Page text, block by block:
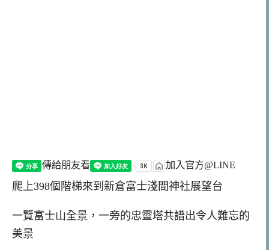
傳給朋友看 加入官方@LINE
爬上398個階梯來到新倉富士淺間神社展望台
一覽富士山全景，一旁的忠靈塔共譜出令人難忘的
美景